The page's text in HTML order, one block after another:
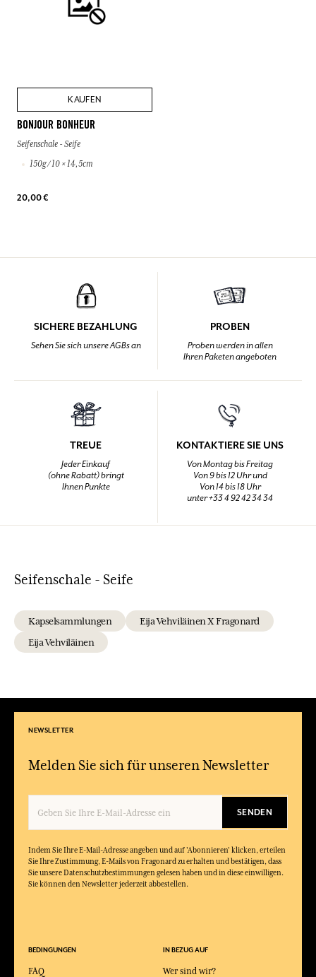
KAUFEN
BONJOUR BONHEUR
Seifenschale - Seife
150g / 10 × 14,5cm
20,00 €
SICHERE BEZAHLUNG
Sehen Sie sich unsere AGBs an
PROBEN
Proben werden in allen
Ihren Paketen angeboten
TREUE
Jeder Einkauf
(ohne Rabatt) bringt
Ihnen Punkte
KONTAKTIERE SIE UNS
Von Montag bis Freitag
Von 9 bis 12 Uhr und
Von 14 bis 18 Uhr
unter +33 4 92 42 34 34
Seifenschale - Seife
Kapselsammlungen
Eija Vehviläinen X Fragonard
Eija Vehviläinen
NEWSLETTER
Melden Sie sich für unseren Newsletter
SENDEN
Indem Sie Ihre E-Mail-Adresse angeben und auf 'Abonnieren' klicken, erteilen
Sie Ihre Zustimmung, E-Mails von Fragonard zu erhalten und bestätigen, dass
Sie unsere Datenschutzbestimmungen gelesen haben und in diese einwilligen.
Sie können den Newsletter jederzeit abbestellen.
BEDINGUNGEN
FAQ
IN BEZUG AUF
Wer sind wir?